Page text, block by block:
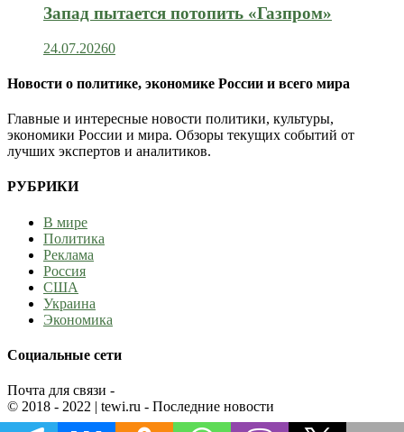
Запад пытается потопить «Газпром»
24.07.20260
Новости о политике, экономике России и всего мира
Главные и интересные новости политики, культуры,
экономики России и мира. Обзоры текущих событий от
лучших экспертов и аналитиков.
РУБРИКИ
В мире
Политика
Реклама
Россия
США
Украина
Экономика
Социальные сети
Почта для связи -
© 2018 - 2022 | tewi.ru - Последние новости